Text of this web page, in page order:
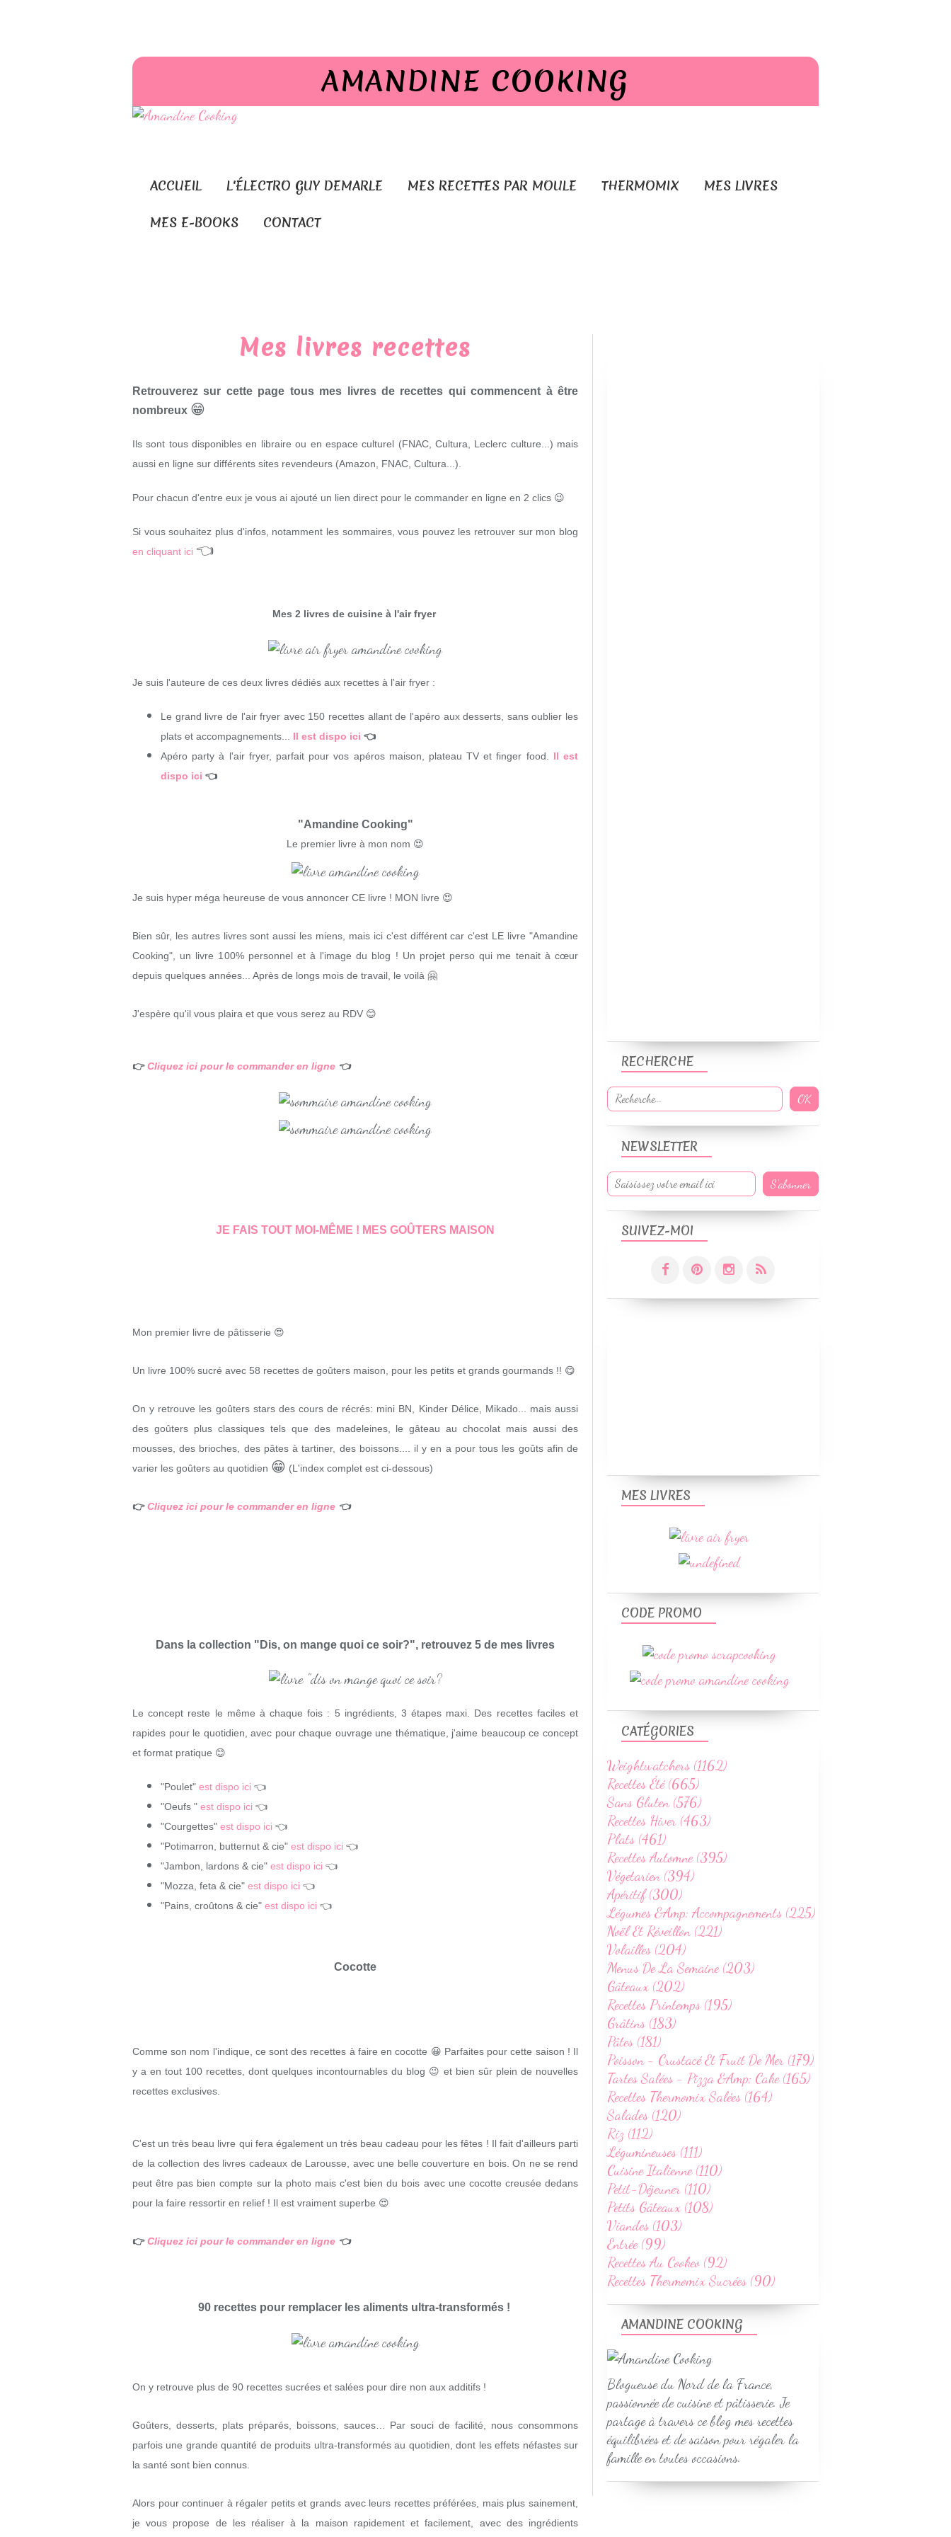
AMANDINE COOKING
ACCUEIL L'ÉLECTRO GUY DEMARLE MES RECETTES PAR MOULE THERMOMIX MES LIVRES
MES E-BOOKS CONTACT
Mes livres recettes
Retrouverez sur cette page tous mes livres de recettes qui commencent à être
nombreux 😁
Ils sont tous disponibles en libraire ou en espace culturel (FNAC, Cultura, Leclerc culture...) mais
aussi en ligne sur différents sites revendeurs (Amazon, FNAC, Cultura...).
Pour chacun d'entre eux je vous ai ajouté un lien direct pour le commander en ligne en 2 clics 😉
Si vous souhaitez plus d'infos, notamment les sommaires, vous pouvez les retrouver sur mon blog
en cliquant ici 👈
Mes 2 livres de cuisine à l'air fryer
Je suis l'auteure de ces deux livres dédiés aux recettes à l'air fryer :
Le grand livre de l'air fryer avec 150 recettes allant de l'apéro aux desserts, sans oublier les
plats et accompagnements... Il est dispo ici 👈
Apéro party à l'air fryer, parfait pour vos apéros maison, plateau TV et finger food. Il est
dispo ici 👈
"Amandine Cooking"
Le premier livre à mon nom 😍
Je suis hyper méga heureuse de vous annoncer CE livre ! MON livre 😍
Bien sûr, les autres livres sont aussi les miens, mais ici c'est différent car c'est LE livre "Amandine
Cooking", un livre 100% personnel et à l'image du blog ! Un projet perso qui me tenait à cœur
depuis quelques années... Après de longs mois de travail, le voilà 🤗
J'espère qu'il vous plaira et que vous serez au RDV 😊
👉Cliquez ici pour le commander en ligne 👈
JE FAIS TOUT MOI-MÊME ! MES GOÛTERS MAISON
Mon premier livre de pâtisserie 😍
Un livre 100% sucré avec 58 recettes de goûters maison, pour les petits et grands gourmands !! 😋
On y retrouve les goûters stars des cours de récrés: mini BN, Kinder Délice, Mikado... mais aussi
des goûters plus classiques tels que des madeleines, le gâteau au chocolat mais aussi des
mousses, des brioches, des pâtes à tartiner, des boissons.... il y en a pour tous les goûts afin de
varier les goûters au quotidien 😁 (L'index complet est ci-dessous)
👉Cliquez ici pour le commander en ligne 👈
Dans la collection "Dis, on mange quoi ce soir?", retrouvez 5 de mes livres
Le concept reste le même à chaque fois : 5 ingrédients, 3 étapes maxi. Des recettes faciles et
rapides pour le quotidien, avec pour chaque ouvrage une thématique, j'aime beaucoup ce concept
et format pratique 😊
"Poulet" est dispo ici 👈
"Oeufs " est dispo ici 👈
"Courgettes" est dispo ici 👈
"Potimarron, butternut & cie" est dispo ici 👈
"Jambon, lardons & cie" est dispo ici 👈
"Mozza, feta & cie" est dispo ici 👈
"Pains, croûtons & cie" est dispo ici 👈
Cocotte
Comme son nom l'indique, ce sont des recettes à faire en cocotte 😀 Parfaites pour cette saison ! Il
y a en tout 100 recettes, dont quelques incontournables du blog 😉 et bien sûr plein de nouvelles
recettes exclusives.
C'est un très beau livre qui fera également un très beau cadeau pour les fêtes ! Il fait d'ailleurs parti
de la collection des livres cadeaux de Larousse, avec une belle couverture en bois. On ne se rend
peut être pas bien compte sur la photo mais c'est bien du bois avec une cocotte creusée dedans
pour la faire ressortir en relief ! Il est vraiment superbe 😍
👉Cliquez ici pour le commander en ligne 👈
90 recettes pour remplacer les aliments ultra-transformés !
On y retrouve plus de 90 recettes sucrées et salées pour dire non aux additifs !
Goûters, desserts, plats préparés, boissons, sauces… Par souci de facilité, nous consommons
parfois une grande quantité de produits ultra-transformés au quotidien, dont les effets néfastes sur
la santé sont bien connus.
Alors pour continuer à régaler petits et grands avec leurs recettes préférées, mais plus sainement,
je vous propose de les réaliser à la maison rapidement et facilement, avec des ingrédients
NEWSLETTER
SUIVEZ-MOI
RECHERCHE
AMANDINE COOKING
Blogueuse du Nord de la France,
passionnée de cuisine et pâtisserie. Je
partage à travers ce blog mes recettes
équilibrées et de saison pour régaler la
famille en toutes occasions.
CATÉGORIES
Weightwatchers (1162)
Recettes Été (665)
Sans Gluten (576)
Recettes Hiver (463)
Plats (461)
Recettes Automne (395)
Végetarien (394)
Apéritif (300)
Légumes &Amp; Accompagnements (225)
Noël Et Réveillon (221)
Volailles (204)
Menus De La Semaine (203)
Gâteaux (202)
Recettes Printemps (195)
Grâtins (183)
Pâtes (181)
Poisson - Crustacé Et Fruit De Mer (179)
Tartes Salées - Pizza &Amp; Cake (165)
Recettes Thermomix Salées (164)
Salades (120)
Riz (112)
Légumineuses (111)
Cuisine Italienne (110)
Petit-Déjeuner (110)
Petits Gâteaux (108)
Viandes (103)
Entrée (99)
Recettes Au Cookeo (92)
Recettes Thermomix Sucrées (90)
MES LIVRES
CODE PROMO